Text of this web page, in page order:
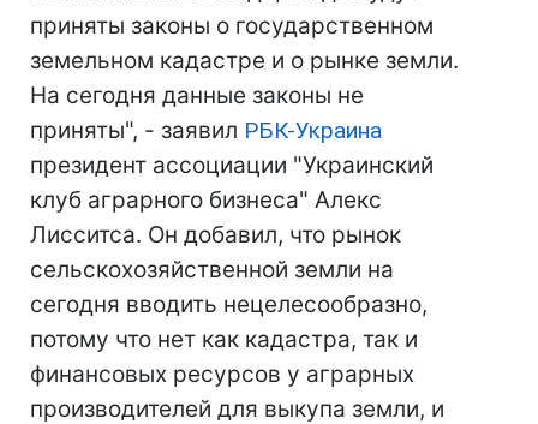
приняты законы о государственном
земельном кадастре и о рынке земли.
На сегодня данные законы не
приняты", - заявил РБК-Украина
президент ассоциации "Украинский
клуб аграрного бизнеса" Алекс
Лисситса. Он добавил, что рынок
сельскохозяйственной земли на
сегодня вводить нецелесообразно,
потому что нет как кадастра, так и
финансовых ресурсов у аграрных
производителей для выкупа земли, и